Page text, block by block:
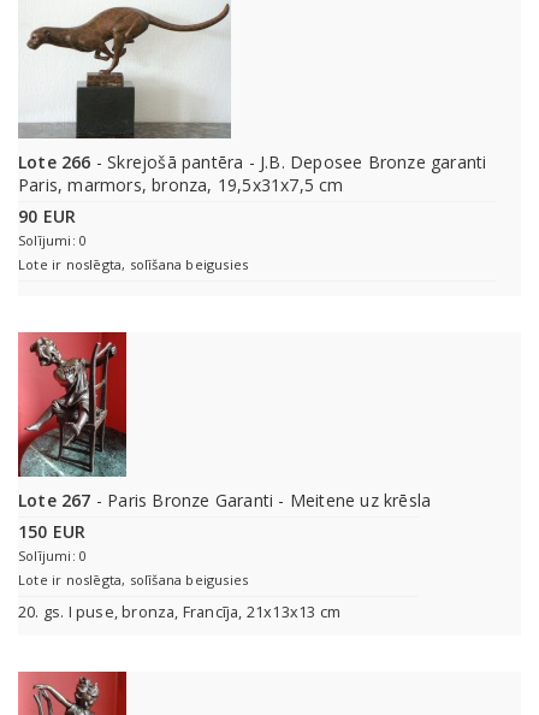
Lote 266 - Skrejošā pantēra - J.B. Deposee Bronze garanti
Paris, marmors, bronza, 19,5x31x7,5 cm
90 EUR
Solījumi: 0
Lote ir noslēgta, solīšana beigusies
Lote 267 - Paris Bronze Garanti - Meitene uz krēsla
150 EUR
Solījumi: 0
Lote ir noslēgta, solīšana beigusies
20. gs. I puse, bronza, Francīja, 21x13x13 cm